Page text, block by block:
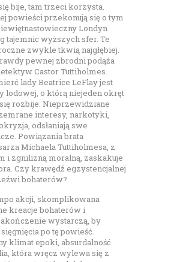
bije, tam trzeci korzysta.
powieści przekonują się o tym
Londyn
tajemnic wyższych sfer. Te
zwykle tkwią najgłębiej.
pewnej zbrodni podąża
Castor Tuttiholmes.
lady Beatrice LeFlay jest
lodowej, o którą niejeden okręt
rozbije. Nieprzewidziane
interesy, narkotyki,
odsłaniają swe
Powiązania brata
Michaela Tuttiholmesa, z
i zgnilizną moralną, zaskakuje
Czy krawędź egzystencjalnej
bohaterów?
akcji, skomplikowana
kreacje bohaterów i
wystarczą, by
po tę powieść.
klimat epoki, absurdalność
która wręcz wylewa się z